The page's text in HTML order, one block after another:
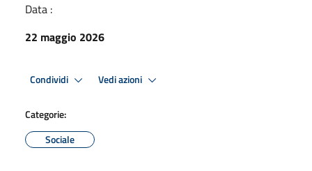
Data :
22 maggio 2026
Condividi Vedi azioni
Categorie:
Sociale